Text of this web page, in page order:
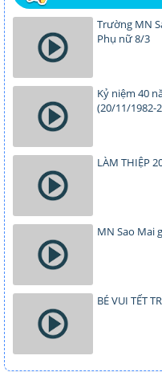
Trường MN
Phụ nữ 8/3
Kỷ niệm 40
(20/11/1982-
LÀM THIỆP
MN Sao Mai
BÉ VUI TẾT